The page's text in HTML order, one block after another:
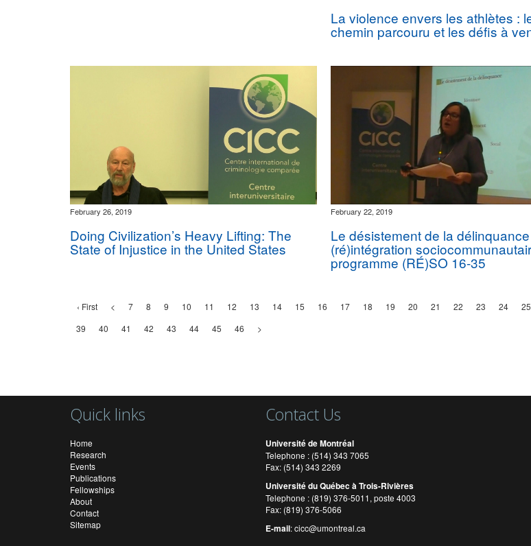
La violence envers les athlètes :
chemin parcouru et les défis à
February 26, 2019
Doing Civilization’s Heavy Lifting: The
State of Injustice in the United States
February 22, 2019
Le désistement de la
(ré)intégration
programme (RÉ)SO 16-35
‹ First < 7 8 9 10 11 12 13 14 15 16 17 18 19 20 21 22 23 24 25
39
40 41 42 43 44 45 46 >
Quick links
Home
Research
Events
Publications
Fellowships
About
Contact
Sitemap
Contact Us
Université de Montréal
Telephone : (514) 343 7065
Fax: (514) 343 2269
Université du Québec à Trois-Rivières
Telephone : (819) 376-5011, poste 4003
Fax: (819) 376-5066
E-mail:cicc@umontreal.ca